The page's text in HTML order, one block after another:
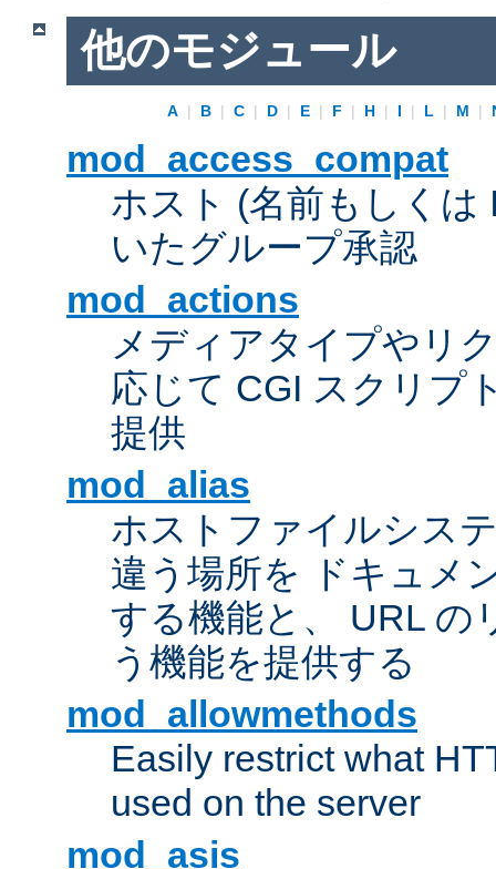
他のモジュール
A | B | C | D | E | F | H | I | L | M |
mod_access_compat
ホスト (名前もしくは
いたグループ承認
mod_actions
メディアタイプやリ
応じて CGI スクリプ
提供
mod_alias
ホストファイルシス
違う場所を ドキュメ
する機能と、 URL の
う機能を提供する
mod_allowmethods
Easily restrict what
used on the server
mod_asis